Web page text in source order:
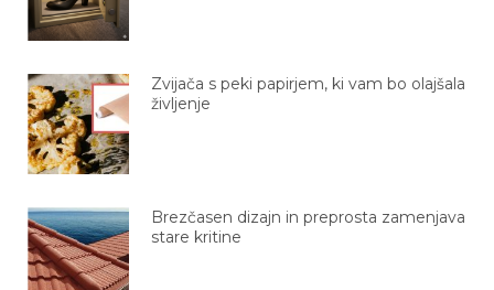
Zvijača s peki papirjem, ki vam bo olajšala
življenje
Brezčasen dizajn in preprosta zamenjava
stare kritine